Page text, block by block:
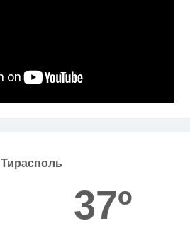
Тирасполь
37º